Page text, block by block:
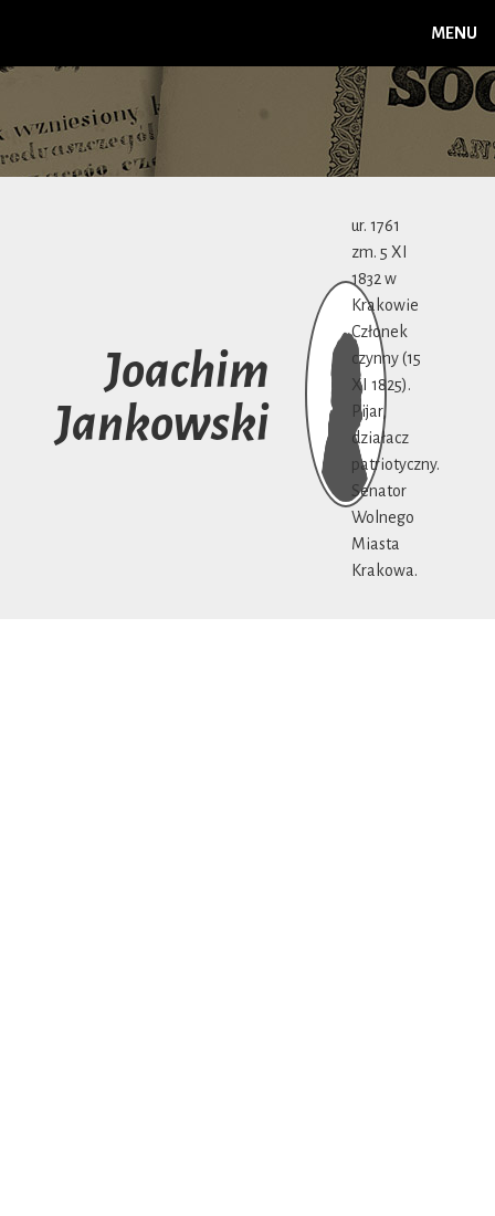
MENU
Joachim
Jankowski
ur. 1761
zm. 5 XI
1832 w
Krakowie
Członek
czynny (15
XI 1825).
Pijar,
działacz
patriotyczny.
Senator
Wolnego
Miasta
Krakowa.